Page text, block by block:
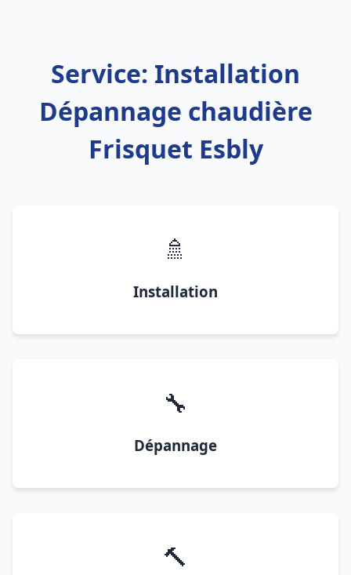
Service: Installation
Dépannage chaudière
Frisquet Esbly
🚿
Installation
🔧
Dépannage
🔨